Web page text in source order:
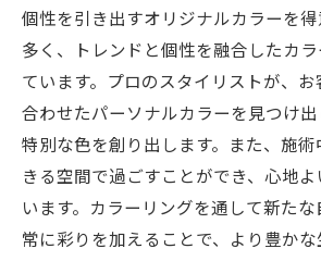
個性を引き出すオリジナルカラーを
多く、トレンドと個性を融合したカ
ています。プロのスタイリストが、
合わせたパーソナルカラーを見つけ
特別な色を創り出します。また、施
きる空間で過ごすことができ、心地
います。カラーリングを通して新たな
常に彩りを加えることで、より豊か